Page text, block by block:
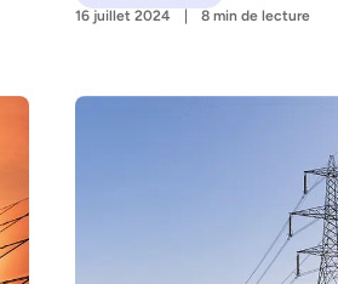
16 juillet 2024
8 min de lecture